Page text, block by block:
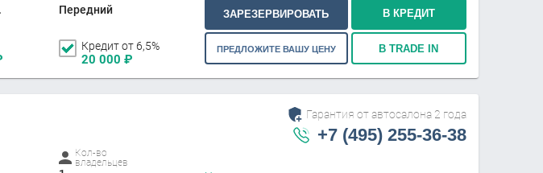
Передний
Кредит от 6,5%
20 000 ₽
ЗАРЕЗЕРВИРОВАТЬ В КРЕДИТ
ПРЕДЛОЖИТЕ ВАШУ ЦЕНУ В TRADE IN
Кол-во
владельцев
Гарантия от автосалона 2 года
+7 (495) 255-36-38